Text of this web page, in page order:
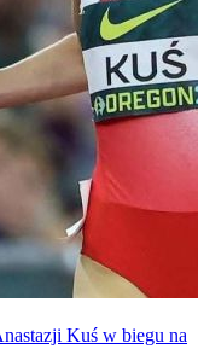
Kuś w biegu na